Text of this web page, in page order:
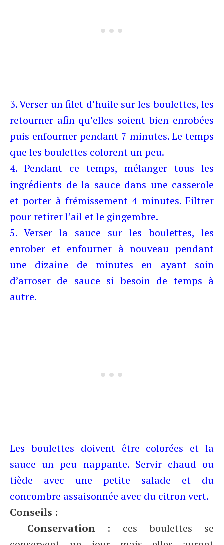
3. Verser un filet d’huile sur les boulettes, les
retourner afin qu’elles soient bien enrobées
puis enfourner pendant 7 minutes. Le temps
que les boulettes colorent un peu.
4. Pendant ce temps, mélanger tous les
ingrédients de la sauce dans une casserole
et porter à frémissement 4 minutes. Filtrer
pour retirer l’ail et le gingembre.
5. Verser la sauce sur les boulettes, les
enrober et enfourner à nouveau pendant
une dizaine de minutes en ayant soin
d’arroser de sauce si besoin de temps à
autre.
Les boulettes doivent être colorées et la
sauce un peu nappante. Servir chaud ou
tiède avec une petite salade et du
concombre assaisonnée avec du citron vert.
Conseils :
– Conservation : ces boulettes se